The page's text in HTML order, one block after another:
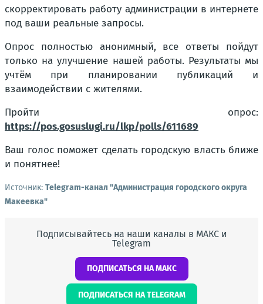
скорректировать работу администрации в интернете
под ваши реальные запросы.
Опрос полностью анонимный, все ответы пойдут
только на улучшение нашей работы. Результаты мы
учтём при планировании публикаций и
взаимодействии с жителями.
Пройти опрос:
https://pos.gosuslugi.ru/lkp/polls/611689
Ваш голос поможет сделать городскую власть ближе
и понятнее!
Источник: Telegram-канал "Администрация городского округа
Макеевка"
Подписывайтесь на наши каналы в МАКС и
Telegram
ПОДПИСАТЬСЯ НА МАКС
ПОДПИСАТЬСЯ НА TELEGRAM